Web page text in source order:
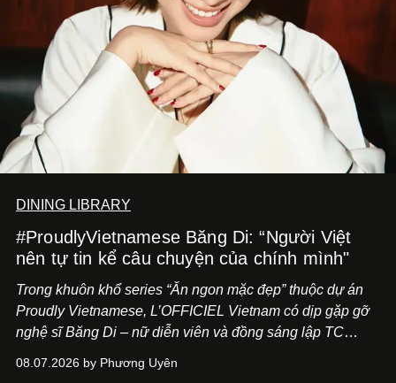
DINING LIBRARY
#ProudlyVietnamese Băng Di: “Người Việt
nên tự tin kể câu chuyện của chính mình"
Trong khuôn khổ series “Ăn ngon mặc đẹp” thuộc dự án
Proudly Vietnamese, L’OFFICIEL Vietnam có dịp gặp gỡ
nghệ sĩ Băng Di – nữ diễn viên và đồng sáng lập TC
Kitchen Bar và SALEM tại TP.HCM.
08.07.2026 by Phương Uyên